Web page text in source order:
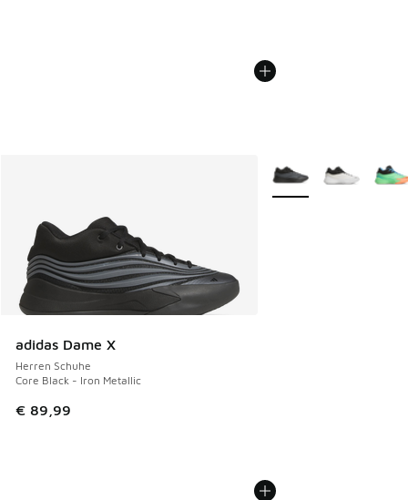
adidas Dame X
Herren Schuhe
Core Black - Iron Metallic
€ 89,99
Weitere Farben